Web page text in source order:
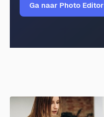
Ga naar Photo Editor